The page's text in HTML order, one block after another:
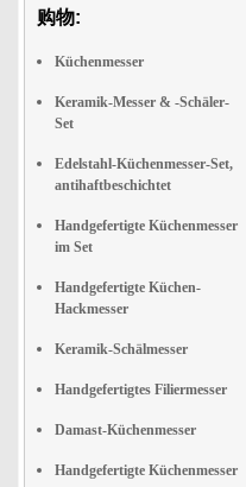
购物:
Küchenmesser
Keramik-Messer & -Schäler-
Set
Edelstahl-Küchenmesser-Set,
antihaftbeschichtet
Handgefertigte Küchenmesser
im Set
Handgefertigte Küchen-
Hackmesser
Keramik-Schälmesser
Handgefertigtes Filiermesser
Damast-Küchenmesser
Handgefertigte Küchenmesser